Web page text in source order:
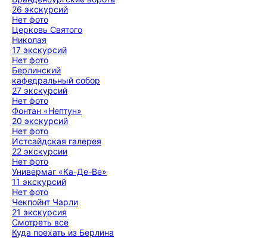
26 экскурсий
Нет фото
Церковь Святого
Николая
17 экскурсий
Нет фото
Берлинский
кафедральный собор
27 экскурсий
Нет фото
Фонтан «Нептун»
20 экскурсий
Нет фото
Истсайдская галерея
22 экскурсии
Нет фото
Универмаг «Ка-Де-Ве»
11 экскурсий
Нет фото
Чекпойнт Чарли
21 экскурсия
Смотреть все
Куда поехать из Берлина